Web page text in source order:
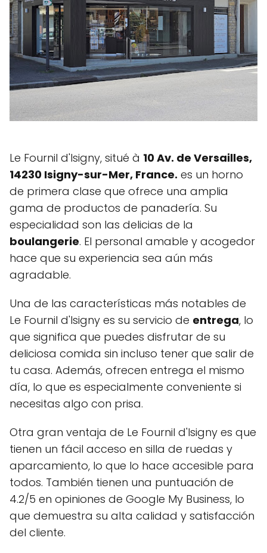
Le Fournil d'Isigny, situé à 10 Av. de Versailles,
14230 Isigny-sur-Mer, France. es un horno
de primera clase que ofrece una amplia
gama de productos de panadería. Su
especialidad son las delicias de la
boulangerie. El personal amable y acogedor
hace que su experiencia sea aún más
agradable.
Una de las características más notables de
Le Fournil d'Isigny es su servicio de entrega, lo
que significa que puedes disfrutar de su
deliciosa comida sin incluso tener que salir de
tu casa. Además, ofrecen entrega el mismo
día, lo que es especialmente conveniente si
necesitas algo con prisa.
Otra gran ventaja de Le Fournil d'Isigny es que
tienen un fácil acceso en silla de ruedas y
aparcamiento, lo que lo hace accesible para
todos. También tienen una puntuación de
4.2/5 en opiniones de Google My Business, lo
que demuestra su alta calidad y satisfacción
del cliente.